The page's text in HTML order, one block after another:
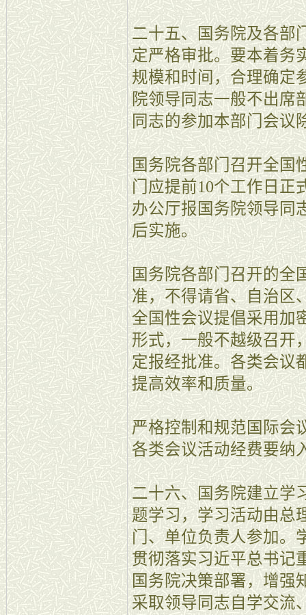
二十五、国务院及各部
定严格审批。要本着务
规模和时间，合理确定
院领导同志一般不出席
同志的参加本部门会议
国务院各部门召开全国
门应提前10个工作日正
办公厅报国务院领导同
后实施。
国务院各部门召开的全
准，不得请省、自治区
全国性会议提倡采用加
形式，一般不越级召开
定报经批准。各类会议
提高效率和质量。
严格控制和规范国际会
各类会议活动经费要纳
二十六、国务院建立学
题学习，学习活动由总
门、单位负责人参加。
贯彻落实习近平总书记
国务院决策部署，增强
采取领导同志自学交流